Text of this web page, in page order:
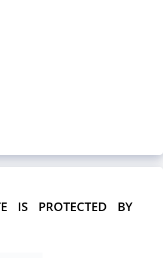
IS PROTECTED BY